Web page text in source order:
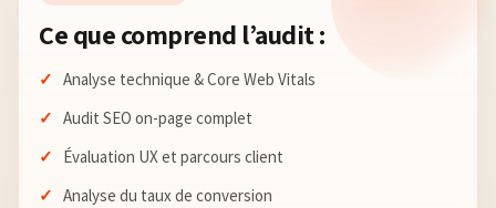
Ce que comprend l’audit :
Analyse technique & Core Web Vitals
Audit SEO on-page complet
Évaluation UX et parcours client
Analyse du taux de conversion